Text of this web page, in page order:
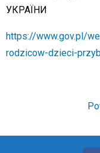
УКРАЇНИ
https://www.gov.pl/
rodzicow-dzieci-